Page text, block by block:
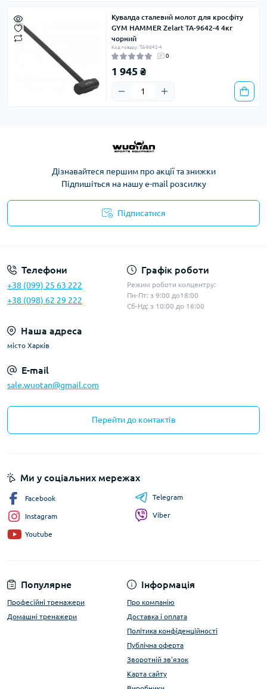
Кувалда сталевий молот для кросфіту
GYM HAMMER Zelart TA-9642-4 4кг
чорний
Код товару: TA-9642-4
0
1 945 ₴
Дізнавайтеся першим про акції та знижки
Підпишіться на нашу e-mail розсилку
Підписатися
Телефони
+38 (099) 25 63 222
+38 (098) 62 29 222
Графік роботи
Режим роботи колцентру:
Пн-Пт: з 9:00 до18:00
Сб-Нд: з 10:00 до 16:00
Наша адреса
місто Харків
E-mail
sale.wuotan@gmail.com
Перейти до контактів
Популярне
Професійні тренажери
Домашні тренажери
Інформація
Про компанію
Доставка і оплата
Політика конфіденційності
Публічна оферта
Зворотній зв'язок
Карта сайту
Ми у соціальних мережах
Facebook
Instagram
Youtube
Telegram
Viber